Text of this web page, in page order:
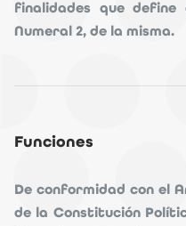
finalidades que
Numeral 2, de la misma.
Funciones
De conformidad con el
de la Constitución